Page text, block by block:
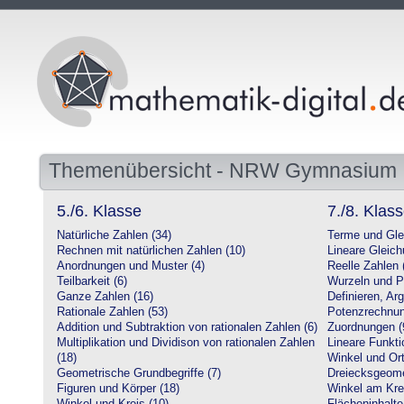
Themenübersicht - NRW Gymnasium
5./6. Klasse
Natürliche Zahlen (34)
Rechnen mit natürlichen Zahlen (10)
Anordnungen und Muster (4)
Teilbarkeit (6)
Ganze Zahlen (16)
Rationale Zahlen (53)
Addition und Subtraktion von rationalen Zahlen (6)
Multiplikation und Dividison von rationalen Zahlen
(18)
Geometrische Grundbegriffe (7)
Figuren und Körper (18)
7./8.
Terme und
Lineare
Reelle Zahlen
Wurzeln und
Definieren,
Zuordnungen
Lineare
Winkel und
Winkel am